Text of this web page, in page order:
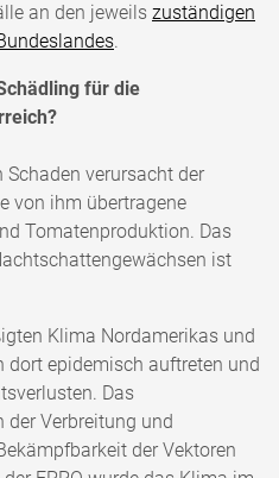
an den jeweils zuständigen
.
für die
verursacht der
von ihm übertragene
Tomatenproduktion. Das
ist
Klima Nordamerikas und
dort epidemisch auftreten und
Das
Verbreitung und
der Vektoren